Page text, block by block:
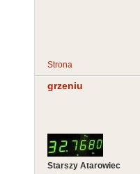
Strona
grzeniu
Starszy Atarowiec